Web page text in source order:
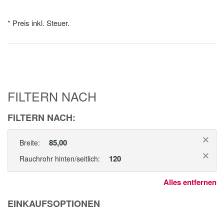
* Preis inkl. Steuer.
FILTERN NACH
FILTERN NACH:
Breite: 85,00
Rauchrohr hinten/seitlich: 120
Alles entfernen
EINKAUFSOPTIONEN